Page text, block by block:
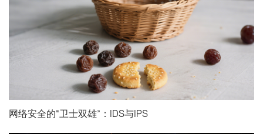
网络安全的“卫士双雄”：IDS与IPS